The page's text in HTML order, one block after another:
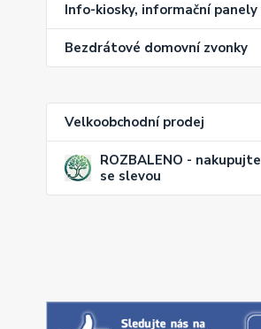
Info-kiosky, informační panely
Bezdrátové domovní zvonky
Velkoobchodní prodej
ROZBALENO - nakupujte
se slevou